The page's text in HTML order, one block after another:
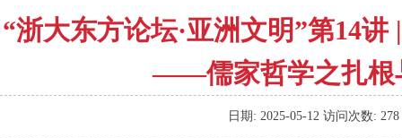
“浙大东方论坛·亚洲文明”第14
——儒家哲学之扎根
日期: 2025-05-12 访问次数: 278